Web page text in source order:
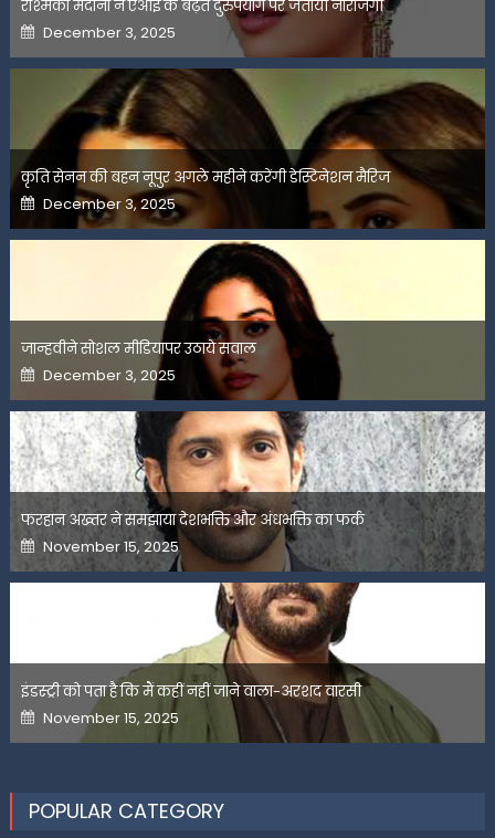
रश्मिका मंदाना ने एआई के बढ़ते दुरुपयोग पर जतायी नाराजगी
Posted
on
December 3, 2025
कृति सेनन की बहन नूपुर अगले महीने करेंगी डेस्टिनेशन मैरिज
Posted
on
December 3, 2025
जान्हवीने सोशल मीडियापर उठाये सवाल
Posted
on
December 3, 2025
फरहान अख्तर ने समझाया देशभक्ति और अंधभक्ति का फर्क
Posted
on
November 15, 2025
इंडस्ट्री को पता है कि मैं कहीं नहीं जाने वाला-अरशद वारसी
Posted
on
November 15, 2025
POPULAR CATEGORY